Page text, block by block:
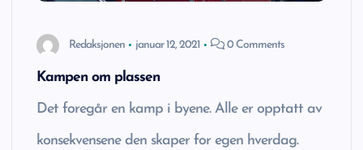
Redaksjonen januar 12, 2021 0 Comments
Kampen om plassen
Det foregår en kamp i byene. Alle er opptatt av
konsekvensene den skaper for egen hverdag.